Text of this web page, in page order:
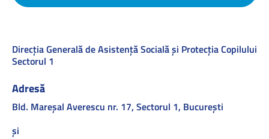
Direcţia Generală de Asistenţă Socială şi Protecţia Copilului
Sectorul 1
Adresă
Bld. Mareşal Averescu nr. 17, Sectorul 1, Bucureşti
și